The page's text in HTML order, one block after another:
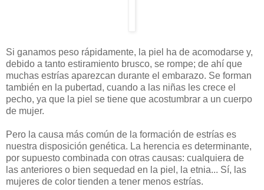
Si ganamos peso rápidamente, la piel ha de acomodarse y,
debido a tanto estiramiento brusco, se rompe; de ahí que
muchas estrías aparezcan durante el embarazo. Se forman
también en la pubertad, cuando a las niñas les crece el
pecho, ya que la piel se tiene que acostumbrar a un cuerpo
de mujer.
Pero la causa más común de la formación de estrías es
nuestra disposición genética. La herencia es determinante,
por supuesto combinada con otras causas: cualquiera de
las anteriores o bien sequedad en la piel, la etnia... Sí, las
mujeres de color tienden a tener menos estrías.